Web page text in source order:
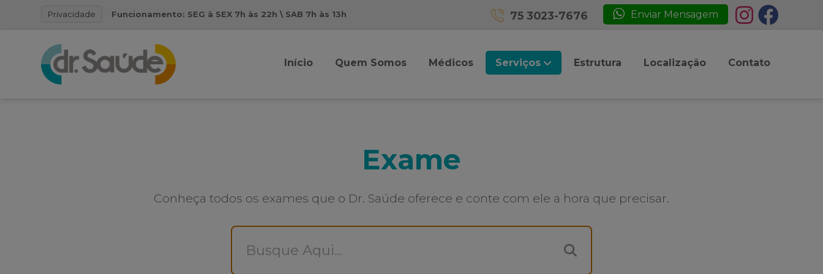
Privacidade Funcionamento: SEG à SEX 7h às 22h \ SAB 7h às 13h Enviar Mensagem
75 3023-7676
Início Quem Somos Médicos Serviços Estrutura Localização Contato
Exame
Conheça todos os exames que o Dr. Saúde oferece e conte com ele a hora que precisar.